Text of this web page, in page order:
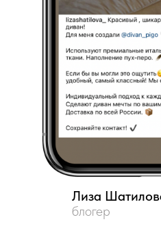
Лиза
блогер